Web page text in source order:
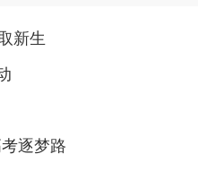
新生
逐梦路